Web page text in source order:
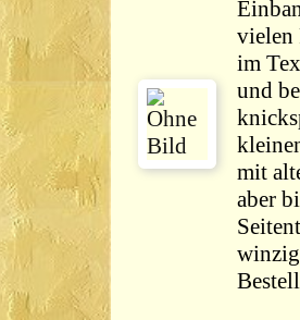
vielen
im
und
mit
aber